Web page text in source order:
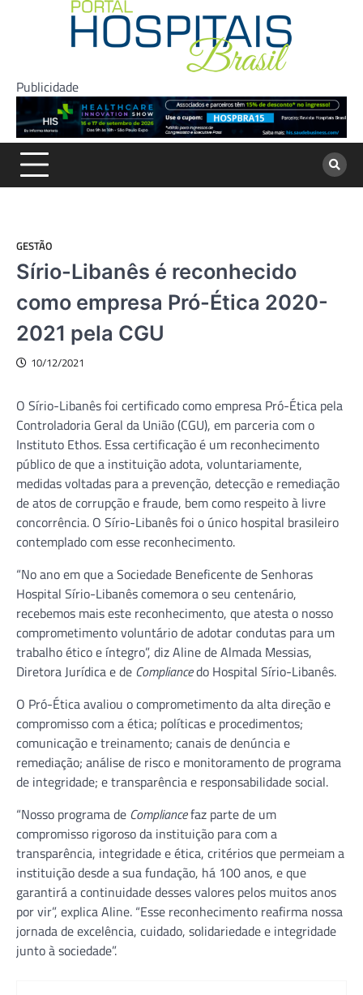
Publicidade
GESTÃO
Sírio-Libanês é reconhecido
como empresa Pró-Ética 2020-
2021 pela CGU
10/12/2021
O Sírio-Libanês foi certificado como empresa Pró-Ética pela
Controladoria Geral da União (CGU), em parceria com o
Instituto Ethos. Essa certificação é um reconhecimento
público de que a instituição adota, voluntariamente,
medidas voltadas para a prevenção, detecção e remediação
de atos de corrupção e fraude, bem como respeito à livre
concorrência. O Sírio-Libanês foi o único hospital brasileiro
contemplado com esse reconhecimento.
“No ano em que a Sociedade Beneficente de Senhoras
Hospital Sírio-Libanês comemora o seu centenário,
recebemos mais este reconhecimento, que atesta o nosso
comprometimento voluntário de adotar condutas para um
trabalho ético e íntegro”, diz Aline de Almada Messias,
Diretora Jurídica e de Compliancedo Hospital Sírio-Libanês.
O Pró-Ética avaliou o comprometimento da alta direção e
compromisso com a ética; políticas e procedimentos;
comunicação e treinamento; canais de denúncia e
remediação; análise de risco e monitoramento de programa
de integridade; e transparência e responsabilidade social.
“Nosso programa de Compliancefaz parte de um
compromisso rigoroso da instituição para com a
transparência, integridade e ética, critérios que permeiam a
instituição desde a sua fundação, há 100 anos, e que
garantirá a continuidade desses valores pelos muitos anos
por vir”, explica Aline. “Esse reconhecimento reafirma nossa
jornada de excelência, cuidado, solidariedade e integridade
junto à sociedade”.